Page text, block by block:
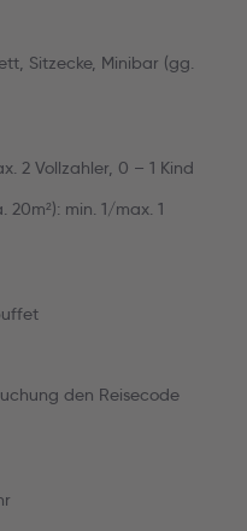
Sitzecke, Minibar (gg.
2 Vollzahler, 0 – 1 Kind
min. 1/max. 1
den Reisecode